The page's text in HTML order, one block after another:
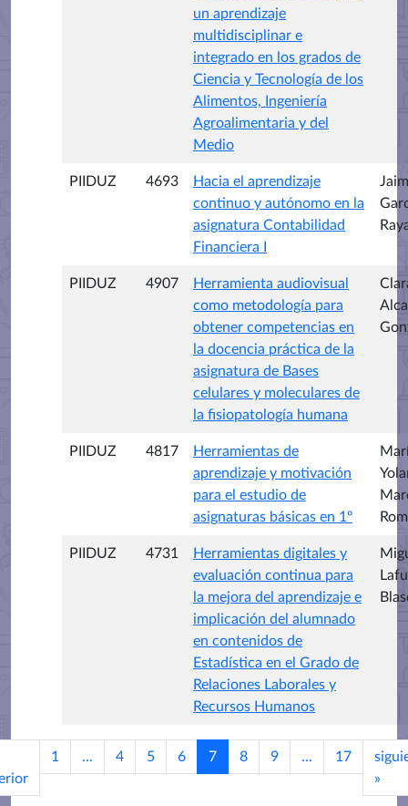
un aprendizaje
multidisciplinar e
integrado en los grados de
Ciencia y Tecnología de los
Alimentos, Ingeniería
Agroalimentaria y del
Medio
PIIDUZ 4693
Hacia el aprendizaje
continuo y autónomo en la
asignatura Contabilidad
Financiera I
PIIDUZ 4907
Herramienta audiovisual
como metodología para
obtener competencias en
la docencia práctica de la
asignatura de Bases
celulares y moleculares de
la fisiopatología humana
PIIDUZ 4817
Herramientas de
aprendizaje y motivación
para el estudio de
asignaturas básicas en 1º
PIIDUZ 4731
Herramientas digitales y
evaluación continua para
la mejora del aprendizaje e
implicación del alumnado
en contenidos de
Estadística en el Grado de
Relaciones Laborales y
Recursos Humanos
1 ... 4 5 6 7 8 9 ... 17
»